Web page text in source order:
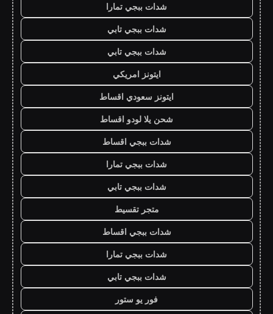
شدات ببجي تمارا
شدات ببجي تابي
شدات ببجي تابي
ايتونز امريكي
ايتونز سعودي اقساط
شحن يلا لودو اقساط
شدات ببجي اقساط
شدات ببجي تمارا
شدات ببجي تابي
متجر تقسيط
شدات ببجي اقساط
شدات ببجي تمارا
شدات ببجي تابي
فور يو ستور